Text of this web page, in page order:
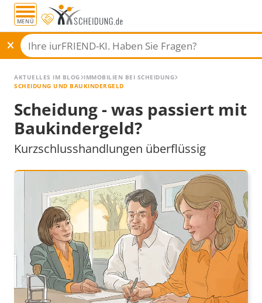
MENÜ
AKTUELLES IM BLOG IMMOBILIEN BEI SCHEIDUNG
SCHEIDUNG UND BAUKINDERGELD
Scheidung - was passiert mit
Baukindergeld?
Kurzschlusshandlungen überflüssig